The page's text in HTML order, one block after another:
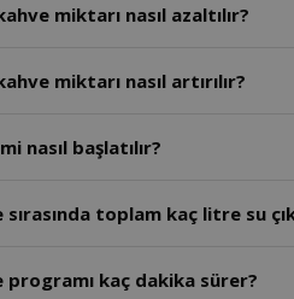
miktarı nasıl azaltılır?
miktarı nasıl artırılır?
nasıl başlatılır?
toplam kaç litre su
kaç dakika sürer?